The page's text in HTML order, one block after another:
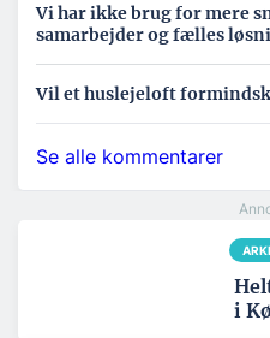
Vi har ikke brug for mere
samarbejder og fælles
Vil et huslejeloft
Se alle kommentarer
i